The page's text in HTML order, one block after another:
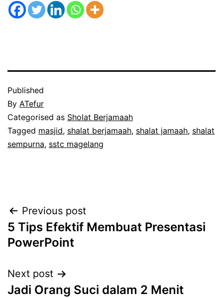
Published
By ATefur
Categorised as Sholat Berjamaah
Tagged masjid, shalat berjamaah, shalat jamaah, shalat
sempurna, sstc magelang
Post
navigation
Previous post
5 Tips Efektif Membuat Presentasi
PowerPoint
Next post
Jadi Orang Suci dalam 2 Menit